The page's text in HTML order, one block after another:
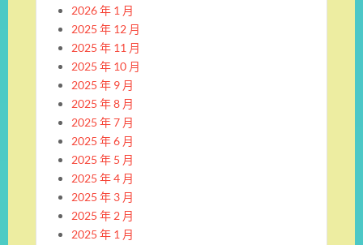
2026 年 1 月
2025 年 12 月
2025 年 11 月
2025 年 10 月
2025 年 9 月
2025 年 8 月
2025 年 7 月
2025 年 6 月
2025 年 5 月
2025 年 4 月
2025 年 3 月
2025 年 2 月
2025 年 1 月